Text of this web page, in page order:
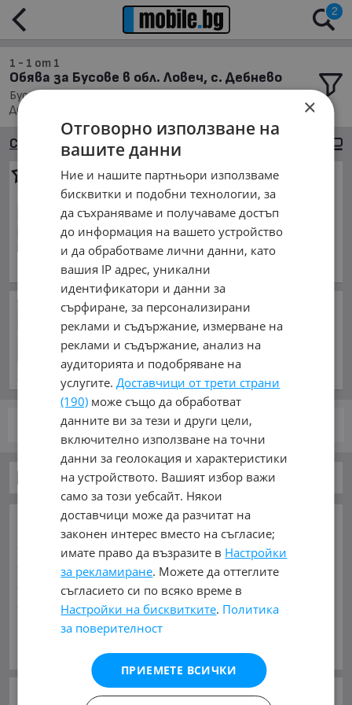
2
1 - 1 от 1
Обява за Бусове в обл. Ловеч, с. Дебнево
Бусове, Намира се в обл. Ловеч, Населено място с.
Дебнево, Подредени по: Марка/Модел/Цена
Сортиране
Iveco Daily4.30м. ДЪЛЖИНА*
Падащ борд* Реален пробег
10 500 €
20 536.22 лв.
декември 2006 г., Дизелов
обл. Ловеч, с. Дебнево
Западът с нова инициатива
относно замразените
руски активи
преди 57 минути
стр. от 1
Бусове
ОСНОВНИ КАТЕГОРИИ В MOBILE.BG:
Карта на сайта Автомобили и Джипове Бусове
Мотоциклети
Селскостопански
Индустриални Кари Каравани
Яхти и Лодки
Ремаркета
Велосипеди Части
Аксесоари
Гуми и джанти
BMC (3)
(19)
Citroen DONGFENG (2)
×
Отговорно използване на
вашите данни
Ние и нашите партньори използваме
бисквитки и подобни технологии, за
да съхраняваме и получаваме достъп
до информация на вашето устройство
и да обработваме лични данни, като
вашия IP адрес, уникални
идентификатори и данни за
сърфиране, за персонализирани
реклами и съдържание, измерване на
реклами и съдържание, анализ на
аудиторията и подобряване на
услугите.Доставчици от трети страни
(190) може също да обработват
данните ви за тези и други цели,
включително използване на точни
данни за геолокация и характеристики
на устройството. Вашият избор важи
само за този уебсайт. Някои
доставчици може да разчитат на
законен интерес вместо на съгласие;
имате право да възразите в Настройки
за рекламиране. Можете да оттеглите
съгласието си по всяко време в
Настройки на бисквитките. Политика
за поверителност
ПРИЕМЕТЕ ВСИЧКИ